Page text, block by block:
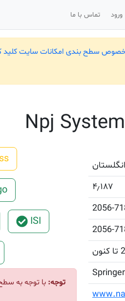
ورود تماس با ما
خصوص سطح بندی امکانات سایت کلید
Npj
انگلستان
۴٫۱۸۷
2056-
2056-
ISI
توجه: با توجه به